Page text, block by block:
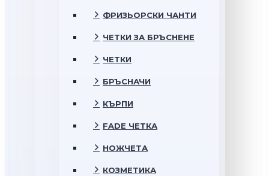
ФРИЗЬОРСКИ ЧАНТИ
ЧЕТКИ ЗА БРЪСНЕНЕ
ЧЕТКИ
БРЪСНАЧИ
КЪРПИ
FADE ЧЕТКА
НОЖЧЕТА
КОЗМЕТИКА